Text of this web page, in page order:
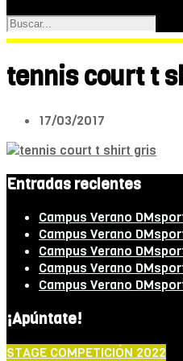
tennis court t
17/03/2017
Entradas recientes
Campus Verano
Campus Verano
Campus Verano
Campus Verano
Campus Verano
¡Apúntate!
STAGE COMPETICIÓN 2022